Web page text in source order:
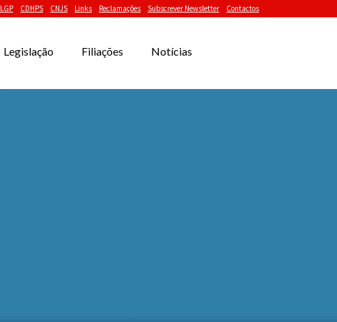
CDHPS CNJS Links Reclamações Subscrever Newsletter Contactos
Legislação Filiações Notícias